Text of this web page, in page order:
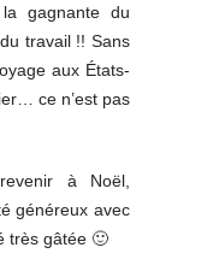
gagnante du
travail !! Sans
aux États-
ce n’est pas
à Noël,
généreux avec
très gâtée 🙂